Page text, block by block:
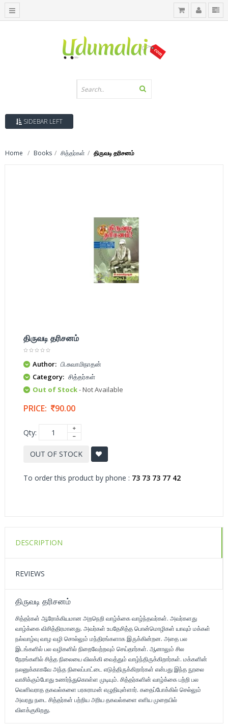
SIDEBAR LEFT
Home Books சித்தர்கள் திருவடி தரிசனம்
திருவடி தரிசனம்
Author: பி.சுவாமிநாதன்
Category: சித்தர்கள்
Out of Stock- Not Available
PRICE: 90.00
Qty:
OUT OF STOCK
To order this product by phone : 73 73 73 77 42
DESCRIPTION
REVIEWS
திருவடி தரிசனம்
சித்தர்கள் ஆரோக்கியமான அற​நெறி வாழ்க்கை வாழ்ந்தவர்கள். அவர்களது
வாழ்க்கை விசித்திரமானது. அவர்கள் உபதேசித்த பொன்மொழிகள் யாவும் மக்கள்
நல்வாழ்வு வாழ வழி சொல்லும் மந்திரங்களாக இருக்கின்றன. அதை பல
இடங்களில் பல வழிகளில் நிறைவேற்றவும் செய்தார்கள். ஆனாலும் சில
நேரங்களில் சித்த நிலையை விலக்கி ​வைத்தும் வாழ்ந்திருக்கிறார்கள். மக்களின்
நலனுக்காகவே அந்த நிலைப்பாட்டை எடுத்திருக்கிறார்கள் என்பது இந்த நூலை
வாசிக்கும்போது உணர்ந்துகொள்ள முடியும். சித்தர்களின் வாழ்க்கை பற்றி பல ​
வெளிவராத தகவல்களை பரசுராமன் எழுதியுள்ளார். கதைப்போக்கில் செல்லும்
அவரது நடை சித்தர்கள் பற்றிய அரிய தகவல்களை எளிய முறையில்
விளக்குகிறது.